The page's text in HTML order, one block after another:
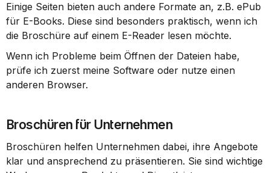
Einige Seiten bieten auch andere Formate an, z.B. ePub
für E-Books. Diese sind besonders praktisch, wenn ich
die Broschüre auf einem E-Reader lesen möchte.
Wenn ich Probleme beim Öffnen der Dateien habe,
prüfe ich zuerst meine Software oder nutze einen
anderen Browser.
Broschüren für Unternehmen
Broschüren helfen Unternehmen dabei, ihre Angebote
klar und ansprechend zu präsentieren. Sie sind wichtige